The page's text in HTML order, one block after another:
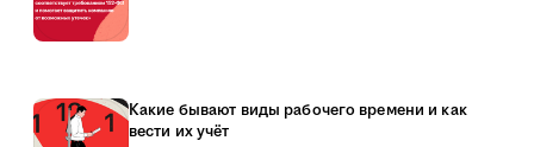
Какие бывают виды рабочего времени и как
вести их учёт